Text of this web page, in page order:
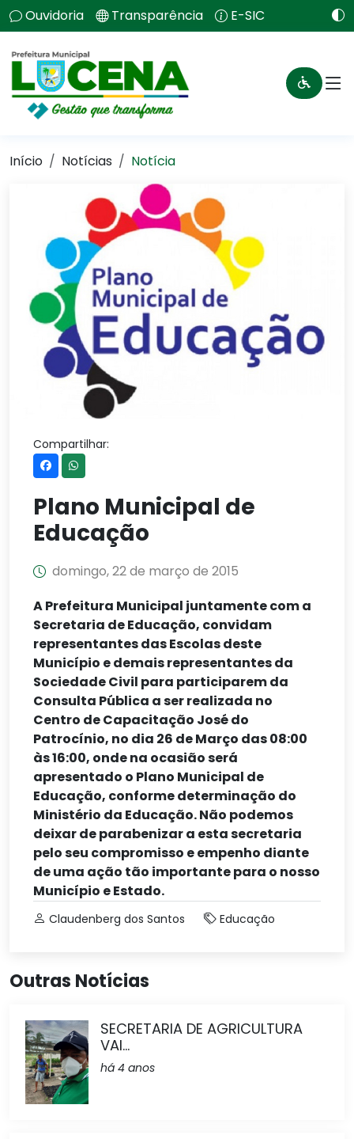
Ouvidoria Transparência E-SIC
Início Notícias Notícia
Compartilhar:
Plano Municipal de
Educação
domingo, 22 de março de 2015
A Prefeitura Municipal juntamente com a
Secretaria de Educação, convidam
representantes das Escolas deste
Município e demais representantes da
Sociedade Civil para participarem da
Consulta Pública a ser realizada no
Centro de Capacitação José do
Patrocínio, no dia 26 de Março das 08:00
às 16:00, onde na ocasião será
apresentado o Plano Municipal de
Educação, conforme determinação do
Ministério da Educação. Não podemos
deixar de parabenizar a esta secretaria
pelo seu compromisso e empenho diante
de uma ação tão importante para o nosso
Município e Estado.
Claudenberg dos Santos Educação
Outras Notícias
SECRETARIA DE AGRICULTURA
VAI...
há 4 anos